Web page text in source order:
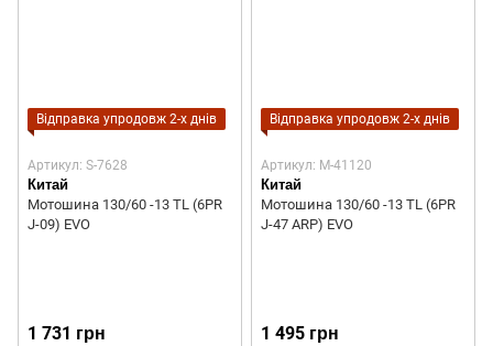
Відправка упродовж 2-х днів
Артикул: S-7628
Китай
Мотошина 130/60 -13 TL (6PR
J-09) EVO
1 731 грн
Відправка упродовж 2-х днів
Артикул: M-41120
Китай
Мотошина 130/60 -13 TL (6PR
J-47 ARP) EVO
1 495 грн